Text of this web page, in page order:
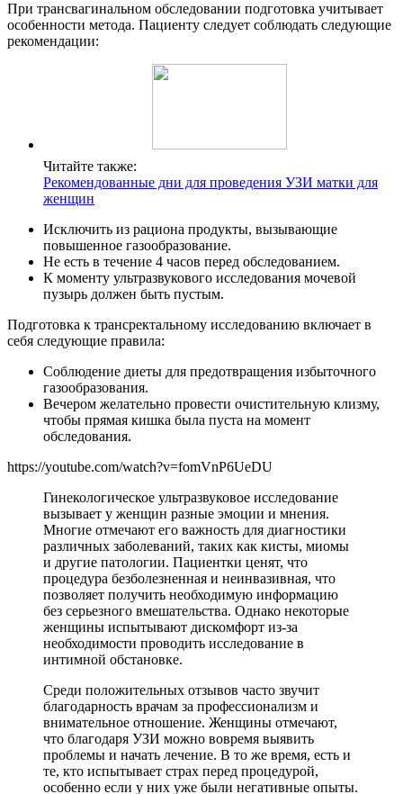
При трансвагинальном обследовании подготовка учитывает
особенности метода. Пациенту следует соблюдать следующие
рекомендации:
Читайте также:
Рекомендованные дни для проведения УЗИ матки для
женщин
Исключить из рациона продукты, вызывающие
повышенное газообразование.
Не есть в течение 4 часов перед обследованием.
К моменту ультразвукового исследования мочевой
пузырь должен быть пустым.
Подготовка к трансректальному исследованию включает в
себя следующие правила:
Соблюдение диеты для предотвращения избыточного
газообразования.
Вечером желательно провести очистительную клизму,
чтобы прямая кишка была пуста на момент
обследования.
https://youtube.com/watch?v=fomVnP6UeDU
Гинекологическое ультразвуковое исследование
вызывает у женщин разные эмоции и мнения.
Многие отмечают его важность для диагностики
различных заболеваний, таких как кисты, миомы
и другие патологии. Пациентки ценят, что
процедура безболезненная и неинвазивная, что
позволяет получить необходимую информацию
без серьезного вмешательства. Однако некоторые
женщины испытывают дискомфорт из-за
необходимости проводить исследование в
интимной обстановке.
Среди положительных отзывов часто звучит
благодарность врачам за профессионализм и
внимательное отношение. Женщины отмечают,
что благодаря УЗИ можно вовремя выявить
проблемы и начать лечение. В то же время, есть и
те, кто испытывает страх перед процедурой,
особенно если у них уже были негативные опыты.